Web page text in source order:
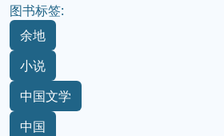
图书标签:
余地
小说
中国文学
中国